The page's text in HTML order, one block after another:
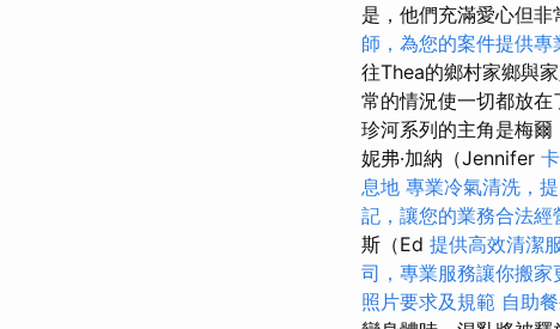
是，他們充滿愛心但
師，為您的案件提供專
往Thea的鄉村家鄉與
常的情況使一切都放在
珍河系列的主角是梅
妮弗·加納（Jennifer
息地 專業冷氣清洗，
記，讓您的業務合法經
斯（Ed 提供高效清潔
司，專業服務讓你搬家
照片要求及規範 自助